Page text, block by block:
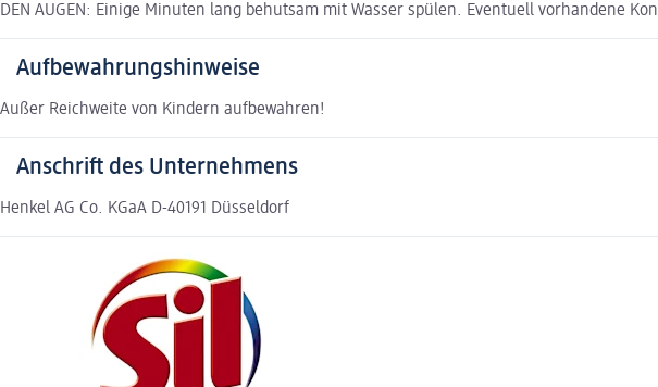
DEN AUGEN: Einige Minuten lang behutsam mit Wasser spülen. Eventuell vorhandene
Aufbewahrungshinweise
Außer Reichweite von Kindern aufbewahren!
Anschrift des Unternehmens
Henkel AG Co. KGaA D-40191 Düsseldorf